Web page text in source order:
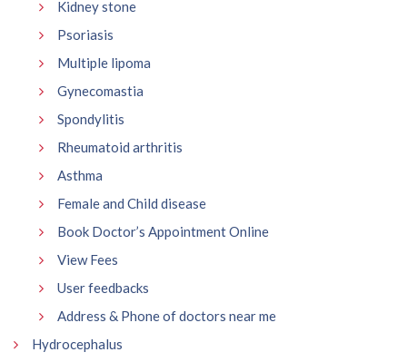
Kidney stone
Psoriasis
Multiple lipoma
Gynecomastia
Spondylitis
Rheumatoid arthritis
Asthma
Female and Child disease
Book Doctor’s Appointment Online
View Fees
User feedbacks
Address & Phone of doctors near me
Hydrocephalus